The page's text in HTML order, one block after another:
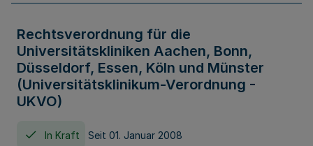
Rechtsverordnung für die
Universitätskliniken Aachen, Bonn,
Düsseldorf, Essen, Köln und Münster
(Universitätsklinikum-Verordnung -
UKVO)
In Kraft Seit 01. Januar 2008